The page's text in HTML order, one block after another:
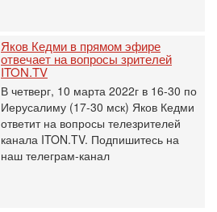
Яков Кедми в прямом эфире
отвечает на вопросы зрителей
ITON.TV
В четверг, 10 марта 2022г в 16-30 по
Иерусалиму (17-30 мск) Яков Кедми
ответит на вопросы телезрителей
канала ITON.TV. Подпишитесь на
наш телеграм-канал